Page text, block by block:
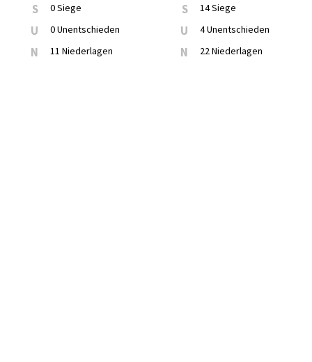
S 0 Siege
U 0 Unentschieden
N 11 Niederlagen
S 14 Siege
U 4 Unentschieden
N 22 Niederlagen